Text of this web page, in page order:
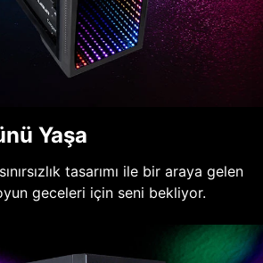
Yaşa
tasarımı ile bir araya gelen
geceleri için seni bekliyor.